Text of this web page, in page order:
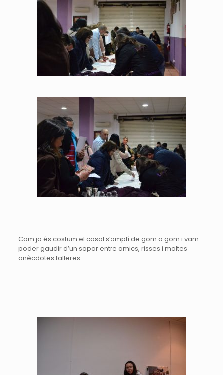
Com ja és costum el casal s’omplí de gom a gom i vam
poder gaudir d’un sopar entre amics, risses i moltes
anècdotes falleres.